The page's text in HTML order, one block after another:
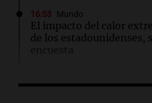
16:53 Mundo
El impacto del calor
de los estadounidenses,
encuesta
16:52 Espectáculos